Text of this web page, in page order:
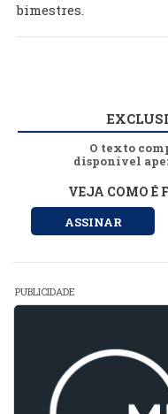
bimestres.
O texto
disponível
VEJA COMO É
ASSINAR
PUBLICIDADE